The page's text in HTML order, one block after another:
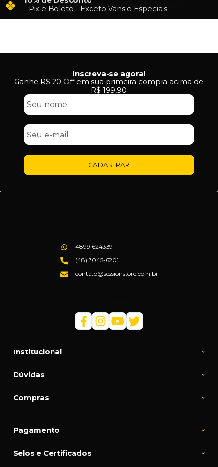
- Pix e Boleto - Exceto Vans e Especiais
Inscreva-se agora!
Ganhe R$ 20 Off em sua primeira compra acima de
R$ 199,90
CADASTRAR
Institucional
Dúvidas
Compras
48991624339
(48) 3045-6201
contato@sessionstore.com.br
Pagamento
Selos e Certificados